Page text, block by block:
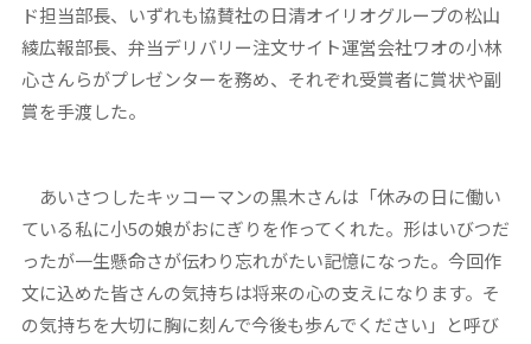
ド担当部長、いずれも協賛社の日清オイリオグループの松山
綾広報部長、弁当デリバリー注文サイト運営会社ワオの小林
心さんらがプレゼンターを務め、それぞれ受賞者に賞状や副
賞を手渡した。
あいさつしたキッコーマンの黒木さんは「休みの日に働い
ている私に小5の娘がおにぎりを作ってくれた。形はいびつだ
ったが一生懸命さが伝わり忘れがたい記憶になった。今回作
文に込めた皆さんの気持ちは将来の心の支えになります。そ
の気持ちを大切に胸に刻んで今後も歩んでください」と呼び